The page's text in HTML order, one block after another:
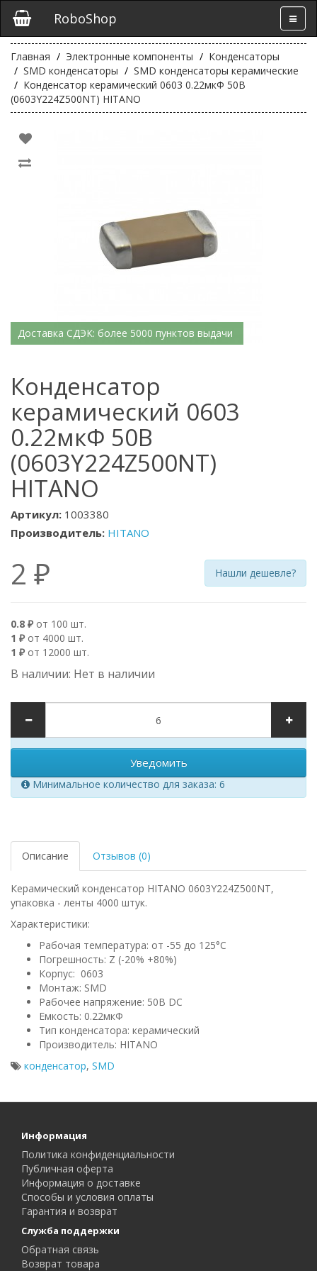
RoboShop
Главная Электронные компоненты
Конденсаторы
SMD конденсаторы
SMD конденсаторы керамические
Конденсатор керамический 0603 0.22мкФ 50В
(0603Y224Z500NT) HITANO
Доставка СДЭК: более 5000 пунктов выдачи
Конденсатор
керамический 0603
0.22мкФ 50В
(0603Y224Z500NT)
HITANO
Артикул: 1003380
Производитель: HITANO
2 ₽ Нашли дешевле?
0.8 ₽ от 100 шт.
1 ₽ от 4000 шт.
1 ₽ от 12000 шт.
В наличии: Нет в наличии
Уведомить
Минимальное количество для заказа: 6
Описание Отзывов (0)
Керамический конденсатор HITANO 0603Y224Z500NT,
упаковка - ленты 4000 штук.
Характеристики:
Рабочая температура: от -55 до 125°C
Погрешность: Z (-20% +80%)
Корпус: 0603
Монтаж: SMD
Рабочее напряжение: 50В DC
Емкость: 0.22мкФ
Тип конденсатора: керамический
Производитель: HITANO
конденсатор, SMD
Информация
Политика конфиденциальности
Публичная оферта
Информация о доставке
Способы и условия оплаты
Гарантия и возврат
Служба поддержки
Обратная связь
Возврат товара